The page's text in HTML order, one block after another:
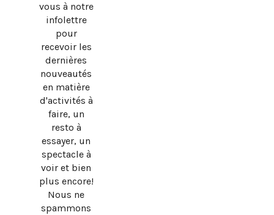
vous à notre
infolettre
pour
recevoir les
dernières
nouveautés
en matière
d'activités à
faire, un
resto à
essayer, un
spectacle à
voir et bien
plus encore!
Nous ne
spammons